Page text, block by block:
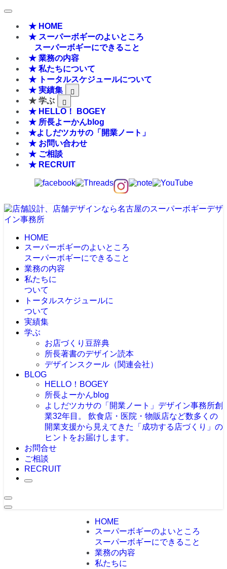
★ HOME
★ スーパーボギーのよいところ
スーパーボギーにできること
★ 業務の内容
★ 私たちについて
★ トータルスケジュールについて
★ 実績集
★ 学ぶ
★ HELLO！ BOGEY
★ 所長よーかんblog
★よしだツカサの「開業ノート」
★ お問い合わせ
★ ご相談
★ RECRUIT
HOME
スーパーボギーのよいところ
スーパーボギーにできること
業務の内容
私たちに
ついて
トータルスケジュールに
ついて
実績集
学ぶ
お店づくり豆辞典
所長著書のデザイン読本
デザインスクール（関連会社）
BLOG
HELLO！BOGEY
所長よーかんblog
よしだツカサの「開業ノート」 デザイン事務所創
業32年目。 飲食店・医院・物販店など数多くの
開業支援から見えてきた「成功する店づくり」の
ヒントをお届けします。
お問合せ
ご相談
RECRUIT
HOME
スーパーボギーのよいところ
スーパーボギーにできること
業務の内容
私たちに